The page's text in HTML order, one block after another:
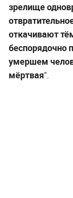
зрелище
откачивают
беспорядочно
умершем
мёртвая".